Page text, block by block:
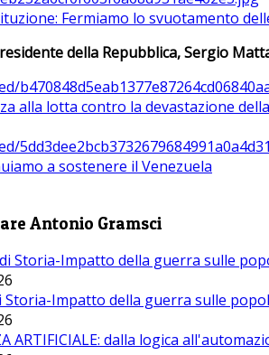
Fermiamo lo svuotamento
della Repubblica, Sergio
alla lotta contro la devastazione
a sostenere il Venezuela
Antonio Gramsci
Storia-Impatto della guerra sulle
Storia-Impatto della guerra sulle
ARTIFICIALE: dalla logica